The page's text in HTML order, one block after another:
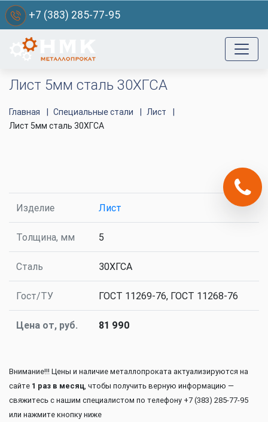
+7 (383) 285-77-95
Лист 5мм сталь 30ХГСА
Главная Специальные стали
Лист
Лист 5мм сталь 30ХГСА
Изделие Лист
Толщина, мм 5
Сталь 30ХГСА
Гост/ТУ ГОСТ 11269-76, ГОСТ 11268-76
Цена от, руб. 81 990
Внимание!!! Цены и наличие металлопроката актуализируются на
сайте 1 раз в месяц, чтобы получить верную информацию —
свяжитесь с нашим специалистом по телефону +7 (383) 285-77-95
или нажмите кнопку ниже